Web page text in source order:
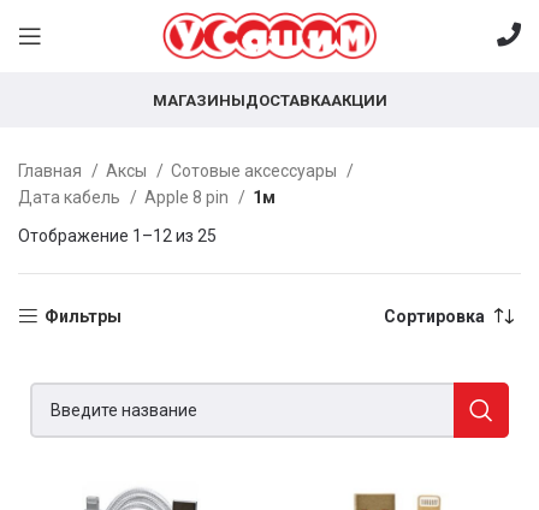
МАГАЗИНЫДОСТАВКААКЦИИ
Главная Аксы
Сотовые аксессуары
Дата кабель
Apple 8 pin
1м
Отображение 1–12 из 25
Фильтры Сортировка